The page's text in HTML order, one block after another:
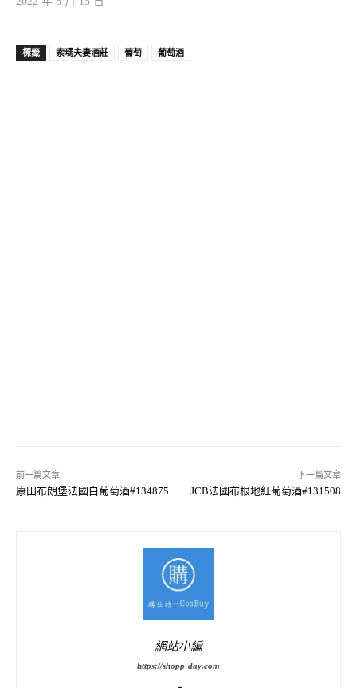
標籤 索瑪夫妻酒莊 葡萄 葡萄酒
前一篇文章
康田布朗堡法國白葡萄酒#134875
下一篇文章
JCB法國布根地紅葡萄酒#131508
網站小編
https://shopp-day.com